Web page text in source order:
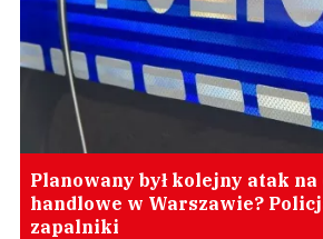
Planowany był kolejny atak
handlowe w Warszawie?
zapalniki